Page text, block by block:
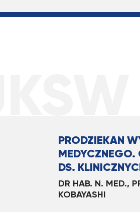
PRODZIEKAN
MEDYCZNEGO.
DS.
DR HAB. N. MED.,
KOBAYASHI